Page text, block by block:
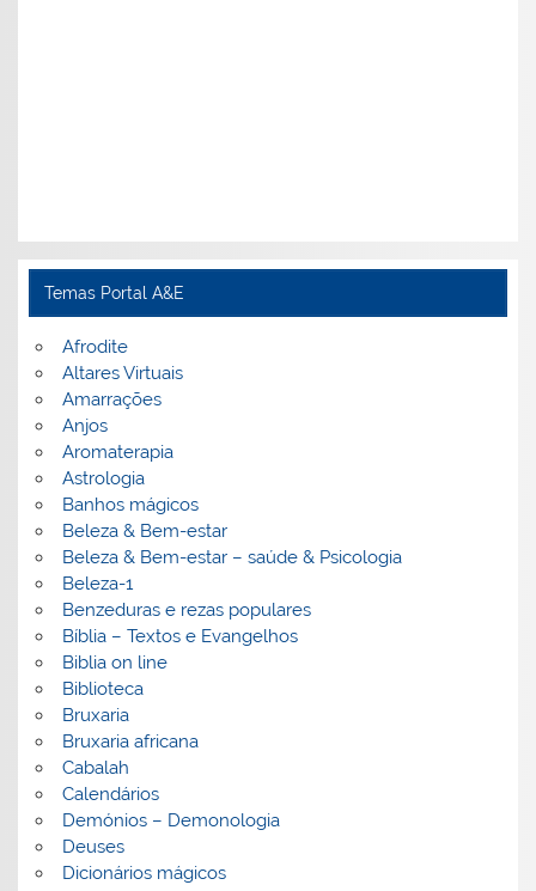
Temas Portal A&E
Afrodite
Altares Virtuais
Amarrações
Anjos
Aromaterapia
Astrologia
Banhos mágicos
Beleza & Bem-estar
Beleza & Bem-estar – saúde & Psicologia
Beleza-1
Benzeduras e rezas populares
Bíblia – Textos e Evangelhos
Biblia on line
Biblioteca
Bruxaria
Bruxaria africana
Cabalah
Calendários
Demónios – Demonologia
Deuses
Dicionários mágicos